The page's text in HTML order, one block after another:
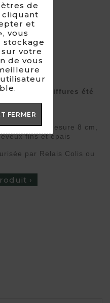
de
cliquant
et
vous
stockage
votre
de vous
FERMER
vos coiffures été
mesure 8 cm,
fins et épais
par Relais Colis ou
›